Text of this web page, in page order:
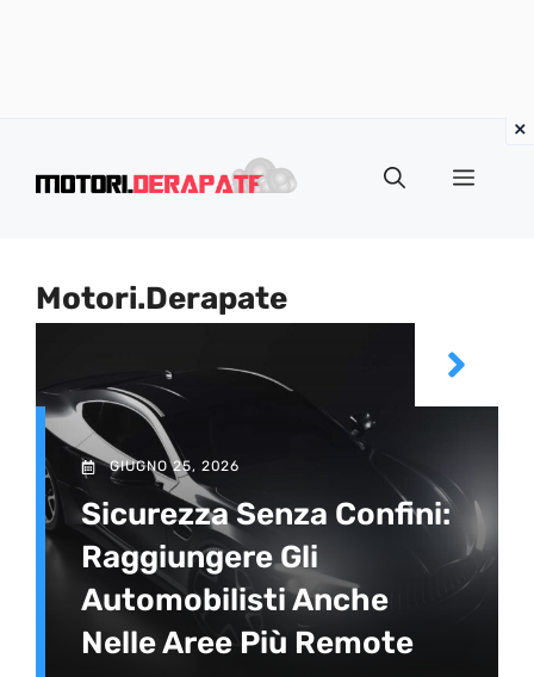
Menu
Motori.Derapate
GIUGNO 25, 2026
Sicurezza Senza Confini:
Raggiungere Gli
Automobilisti Anche
Nelle Aree Più Remote